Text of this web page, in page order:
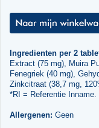
Ingredienten per 2
Extract (75 mg), Muira
Fenegriek (40 mg),
Zinkcitraat (38,7 mg,
*RI = Referentie Inname.
Allergenen: Geen